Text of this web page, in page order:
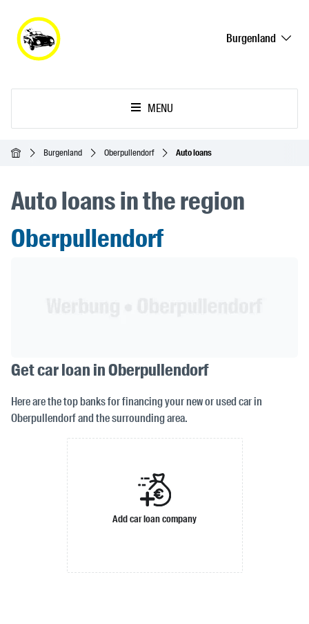
Burgenland
MENU
HomepageBurgenland Oberpullendorf Auto loans
Auto loans in the region
Oberpullendorf
Get car loan in Oberpullendorf
Here are the top banks for financing your new or used car in
Oberpullendorf and the surrounding area.
Add car loan company